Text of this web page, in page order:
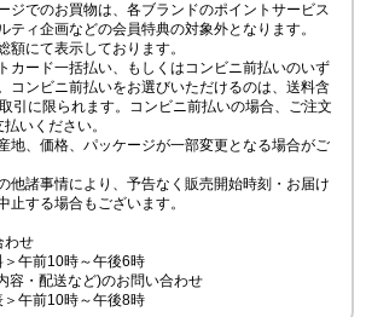
ジでのお買物は、各ブランドのポイントサービス
ティ企画などの会員特典の対象外となります。
にて表示しております。
カード一括払い、もしくはコンビニ前払いのいず
コンビニ前払いをお選びいただけるのは、送料含
引に限られます。コンビニ前払いの場合、ご注文
いください。
地、価格、パッケージが一部変更となる場合がご
他諸事情により、予告なく販売開始時刻・お届け
止する場合もございます。
わせ
午前10時～午後6時
容・配送など)のお問い合わせ
午前10時～午後8時